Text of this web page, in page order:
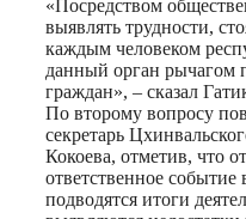
«Посредством
выявлять трудности,
каждым человеком
данный орган рычагом
граждан», – сказал
По второму вопросу
секретарь
Кокоева, отметив, что
ответственное
подводятся итоги